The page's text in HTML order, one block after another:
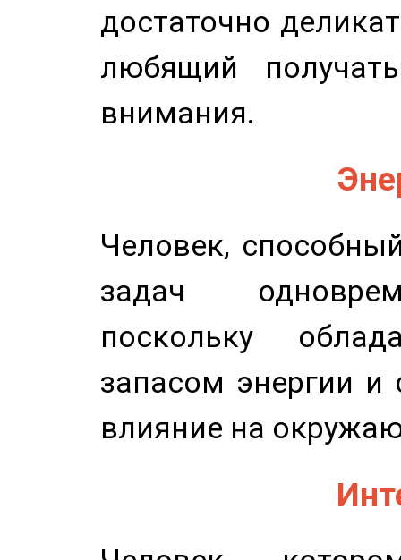
достаточно
любящий
внимания.
Человек,
задач
поскольку
запасом энергии и
влияние на